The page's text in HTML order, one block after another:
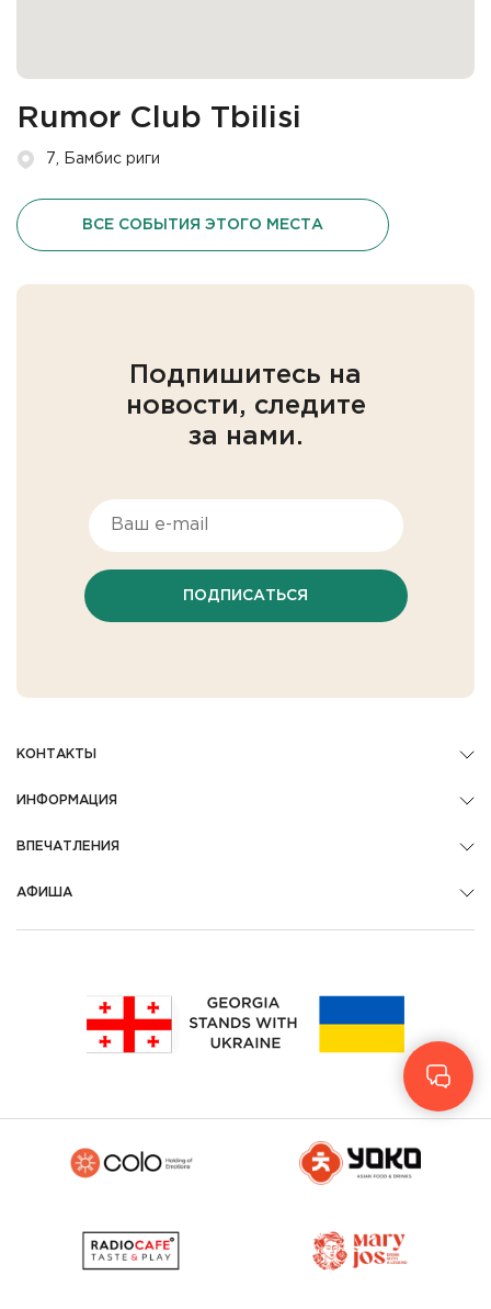
Rumor Club Tbilisi
7, Бамбис риги
ВСЕ СОБЫТИЯ ЭТОГО МЕСТА
Подпишитесь на
новости, следите
за нами.
ПОДПИСАТЬСЯ
КОНТАКТЫ
ИНФОРМАЦИЯ
ВПЕЧАТЛЕНИЯ
АФИША
Geo